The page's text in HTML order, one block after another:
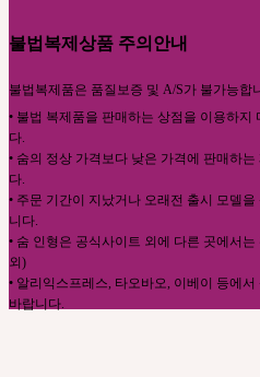
불법복제상품 주의안내
불법복제품은 품질보증 및 A/S가 불가능합
• 불법 복제품을 판매하는 상점을 이용하지
다.
• 숨의 정상 가격보다 낮은 가격에 판매하
다.
• 주문 기간이 지났거나 오래전 출시 모델
니다.
• 숨 인형은 공식사이트 외에 다른 곳에서
외)
• 알리익스프레스, 타오바오, 이베이 등에
바랍니다.